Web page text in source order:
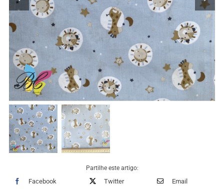
Partilhe este artigo:
Facebook Twitter Email